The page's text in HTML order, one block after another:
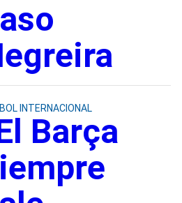
INTERNACIONAL
Barça